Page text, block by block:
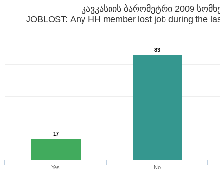
კავკასიის ბარომეტრი 2009
JOBLOST: Any HH member lost job during the
17
83
Yes No